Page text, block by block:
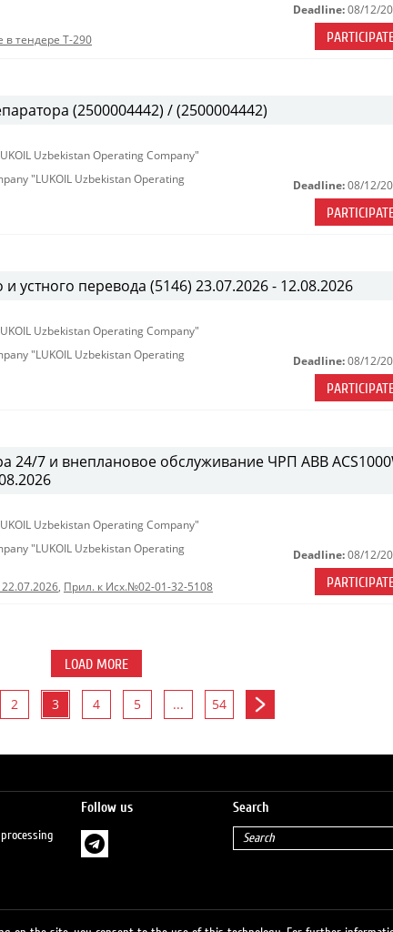
в тендере Т-290
Deadline: 08/12/
(2500004442) / (2500004442)
Uzbekistan Operating Company"
"LUKOIL Uzbekistan Operating
Deadline: 08/12/
перевода (5146) 23.07.2026 - 12.08.2026
Uzbekistan Operating Company"
"LUKOIL Uzbekistan Operating
Deadline: 08/12/
24/7 и внеплановое обслуживание ЧРП АВВ
Uzbekistan Operating Company"
"LUKOIL Uzbekistan Operating
, Прил. к Исх.№02-01-32-5108
Deadline: 08/12/
LOAD MORE
2 3 4 5 ... 54
Follow us Search